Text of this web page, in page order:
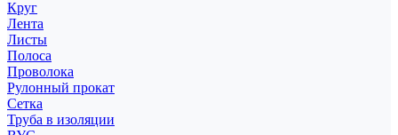
Круг
Лента
Листы
Полоса
Проволока
Рулонный прокат
Сетка
Труба в изоляции